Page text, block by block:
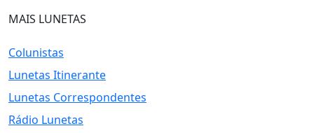
MAIS LUNETAS
Colunistas
Lunetas Itinerante
Lunetas Correspondentes
Rádio Lunetas